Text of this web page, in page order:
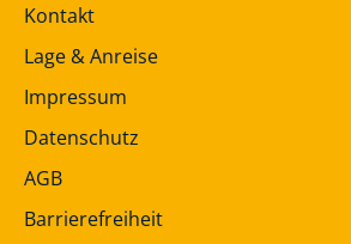
Kontakt
Lage & Anreise
Impressum
Datenschutz
AGB
Barrierefreiheit